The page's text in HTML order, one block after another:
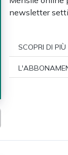
newsletter
SCOPRI DI PIÙ